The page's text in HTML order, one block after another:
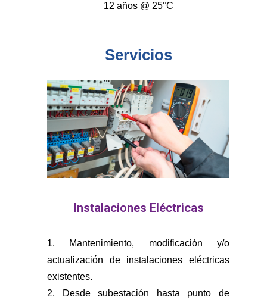
12 años @ 25°C
Servicios
Instalaciones Eléctricas
1. Mantenimiento, modificación y/o
actualización de instalaciones eléctricas
existentes.
2. Desde subestación hasta punto de